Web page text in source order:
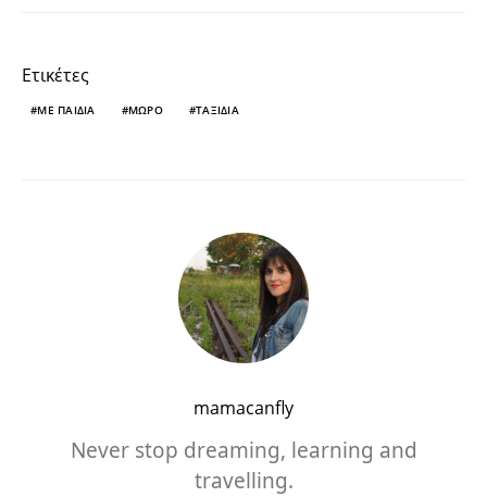
Ετικέτες
ΜΕ ΠΑΙΔΙΑ ΜΩΡΟ ΤΑΞΙΔΙΑ
mamacanfly
Never stop dreaming, learning and
travelling.